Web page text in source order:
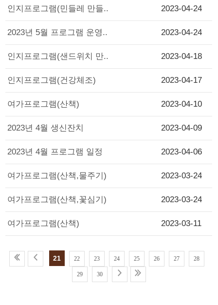
인지프로그램(민들레 만들.. 2023-04-24
2023년 5월 프로그램 운영.. 2023-04-24
인지프로그램(샌드위치 만.. 2023-04-18
인지프로그램(건강체조) 2023-04-17
여가프로그램(산책) 2023-04-10
2023년 4월 생신잔치 2023-04-09
2023년 4월 프로그램 일정 2023-04-06
여가프로그램(산책,물주기) 2023-03-24
여가프로그램(산책,꽃심기) 2023-03-24
여가프로그램(산책) 2023-03-11
21 22 23 24 25 26 27 28
29 30